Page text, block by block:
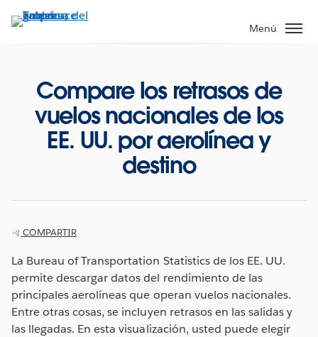
Menú
Compare los retrasos de
vuelos nacionales de los
EE. UU. por aerolínea y
destino
COMPARTIR
La Bureau of Transportation Statistics de los EE. UU.
permite descargar datos del rendimiento de las
principales aerolíneas que operan vuelos nacionales.
Entre otras cosas, se incluyen retrasos en las salidas y
las llegadas. En esta visualización, usted puede elegir